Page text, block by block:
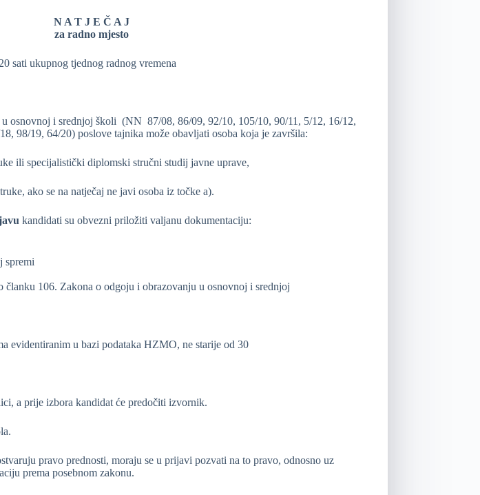
N A T J E Č A J
za radno mjesto
sati ukupnog tjednog radnog vremena
osnovnoj i srednjoj školi (NN 87/08, 86/09, 92/10, 105/10, 90/11, 5/12, 16/12,
98/19, 64/20) poslove tajnika može obavljati osoba koja je završila:
ili specijalistički diplomski stručni studij javne uprave,
ako se na natječaj ne javi osoba iz točke a).
kandidati su obvezni priložiti valjanu dokumentaciju:
spremi
106. Zakona o odgoju i obrazovanju u osnovnoj i srednjoj
evidentiranim u bazi podataka HZMO, ne starije od 30
a prije izbora kandidat će predočiti izvornik.
pravo prednosti, moraju se u prijavi pozvati na to pravo, odnosno uz
prema posebnom zakonu.